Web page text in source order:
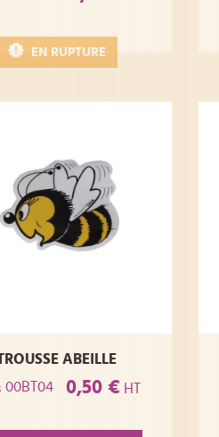
EN RUPTURE
ABEILLE
00BT04
0,50 € HT